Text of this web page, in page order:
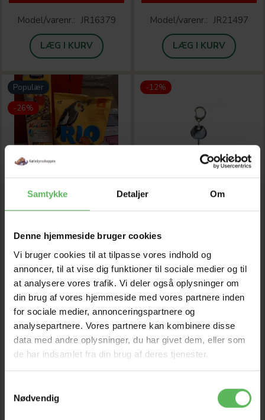
Samtykke Detaljer Om
Denne hjemmeside bruger cookies
Vi bruger cookies til at tilpasse vores indhold og
annoncer, til at vise dig funktioner til sociale medier og til
at analysere vores trafik. Vi deler også oplysninger om
din brug af vores hjemmeside med vores partnere inden
for sociale medier, annonceringspartnere og
analysepartnere. Vores partnere kan kombinere disse
data med andre oplysninger, du har givet dem, eller som
de har indsamlet fra din brug af deres tjenester.
Nødvendig
Model/varenr.: JR16379
LÆG I KURV
Model/varenr.: JR21497
LÆG I KURV
Populær
-26%
MÅNEDSKASSE
PARAKIT
Pris fra
148,00 DKK
200,00 DKK
Du sparer:
52,00 DKK
2785
-12%
FRUGTSPYD
30,80 DKK
35,00 DKK
Du sparer: 4,20 DKK
Tilbud udløber 08/08/2026
6102